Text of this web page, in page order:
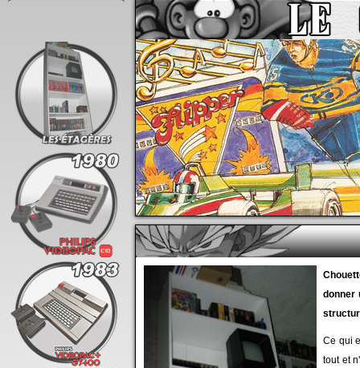
donner
Ce qui
tout et